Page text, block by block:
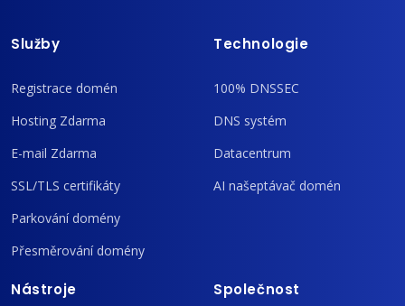
Služby
Registrace domén
Hosting Zdarma
E-mail Zdarma
SSL/TLS certifikáty
Parkování domény
Přesměrování domény
Technologie
100% DNSSEC
DNS systém
Datacentrum
AI našeptávač domén
Nástroje Společnost